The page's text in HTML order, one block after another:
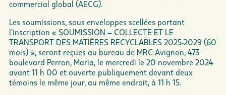
commercial global (AECG).
Les soumissions, sous enveloppes scellées portant
l’inscription « SOUMISSION – COLLECTE ET LE
TRANSPORT DES MATIÈRES RECYCLABLES 2025-2029 (60
mois) », seront reçues au bureau de MRC Avignon, 473
boulevard Perron, Maria, le mercredi le 20 novembre 2024
avant 11 h 00 et ouverte publiquement devant deux
témoins le même jour, au même endroit, à 11 h 15.